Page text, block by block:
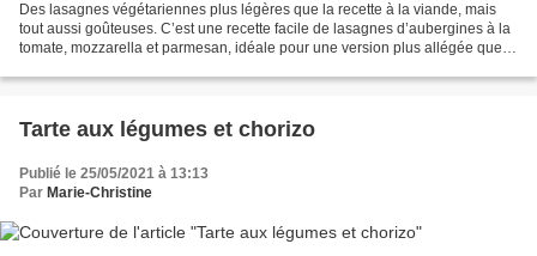
Des lasagnes végétariennes plus légères que la recette à la viande, mais
tout aussi goûteuses. C’est une recette facile de lasagnes d’aubergines à la
tomate, mozzarella et parmesan, idéale pour une version plus allégée que la
Tarte aux légumes et chorizo
Publié le 25/05/2021 à 13:13
Par Marie-Christine